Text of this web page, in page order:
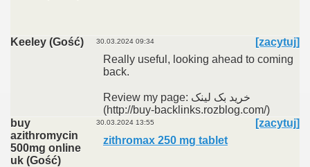
Keeley (Gość) 30.03.2024 09:34
[zacytuj]
Really useful, looking ahead to coming
back.
Review my page: خرید بک لینک
(http://buy-backlinks.rozblog.com/)
buy
azithromycin
500mg online
uk (Gość)
30.03.2024 13:55
[zacytuj]
zithromax 250 mg tablet